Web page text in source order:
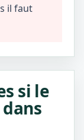
il faut
si le